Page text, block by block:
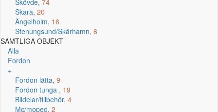
Skövde, 74
Skara, 20
Ängelholm, 16
Stenungsund/Skärhamn, 6
SAMTLIGA OBJEKT
Alla
Fordon
+
Fordon lätta, 9
Fordon tunga , 19
Bildelar/tillbehör, 4
Mc/moped, 2